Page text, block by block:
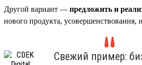
Другой вариант — предложить и
нового продукта, усовершенствования,
Свежий пример: